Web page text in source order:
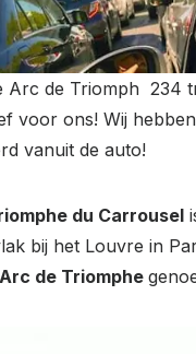
Arc de Triomph 234
voor ons! Wij
vanuit de auto!
du Carrousel
bij het Louvre in
de Triomphe